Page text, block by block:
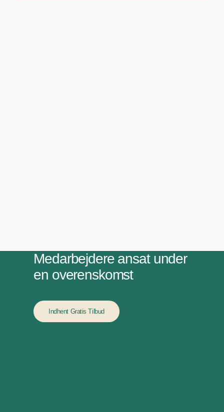
Medarbejdere ansat under
en overenskomst
Indhent Gratis Tilbud